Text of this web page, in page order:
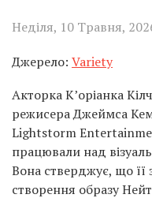
Неділя, 10 Травня,
Джерело: Variety
Акторка К’оріанка
режисера Джеймса
Lightstorm
працювали над
Вона стверджує, що її
створення образу